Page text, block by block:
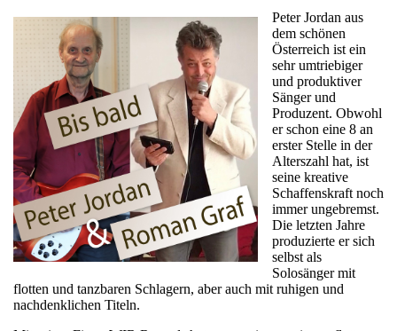
Peter Jordan aus
dem schönen
Österreich ist ein
sehr umtriebiger
und produktiver
Sänger und
Produzent. Obwohl
er schon eine 8 an
erster Stelle in der
Alterszahl hat, ist
seine kreative
Schaffenskraft noch
immer ungebremst.
Die letzten Jahre
produzierte er sich
selbst als
Solosänger mit
flotten und tanzbaren Schlagern, aber auch mit ruhigen und
nachdenklichen Titeln.